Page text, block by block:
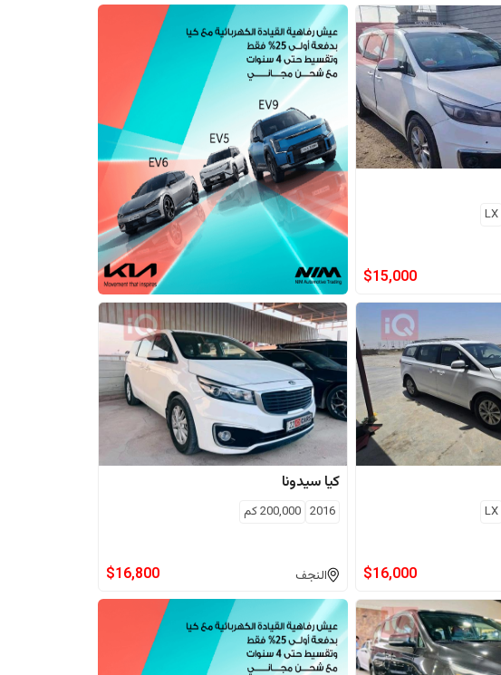
LX
$15,000
LX
$16,000
كيا سيدونا
2016
200,000كم
النجف $16,800